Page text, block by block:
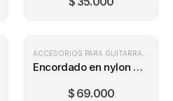
ENCORDADOS METÁLICOS,ENCORDADOS
Encordado en nylon D’Addario Pro-Arté EJ46
$69.000